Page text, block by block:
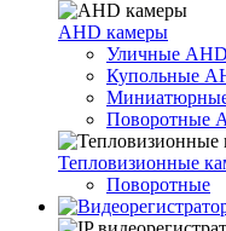
AHD камеры
Уличные
Купольные
Поворотные
Тепловизионные
Поворотные